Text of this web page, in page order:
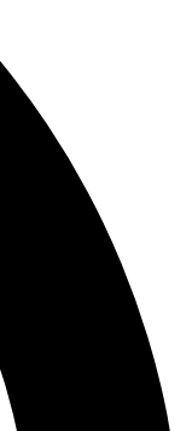
Cookies). Sie